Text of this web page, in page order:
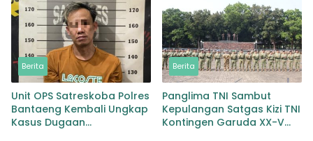
Berita
Unit OPS Satreskoba Polres
Bantaeng Kembali Ungkap
Kasus Dugaan
Berita
Panglima TNI Sambut
Kepulangan Satgas Kizi TNI
Kontingen Garuda XX-V